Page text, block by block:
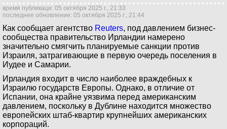
время публикаци: 05 октября 2025 г., 21:33
последнее обновление: 05 октября 2025 г., 21:44
Как сообщает агентство Reuters, под давлением бизнес-
сообщества правительство Ирландии намерено
значительно смягчить планируемые санкции против
Израиля, затрагивающие в первую очередь поселения в
Иудее и Самарии.
Ирландия входит в число наиболее враждебных к
Израилю государств Европы. Однако, в отличие от
Испании, она крайне уязвима перед американским
давлением, поскольку в Дублине находится множество
европейских штаб-квартир крупнейших американских
корпораций.